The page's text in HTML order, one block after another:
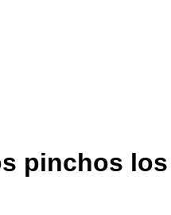
pinchos los